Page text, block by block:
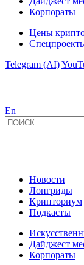
Корпораты
Цены
Telegram (AI)
En
Новости
Лонгриды
Крипториум
Подкасты
Дайджест
Корпораты